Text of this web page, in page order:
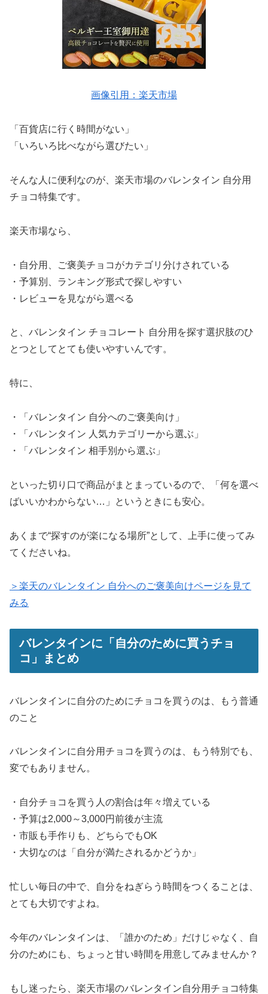
画像引用：楽天市場
「百貨店に行く時間がない」
「いろいろ比べながら選びたい」
そんな人に便利なのが、楽天市場のバレンタイン 自分用
チョコ特集です。
楽天市場なら、
・自分用、ご褒美チョコがカテゴリ分けされている
・予算別、ランキング形式で探しやすい
・レビューを見ながら選べる
と、バレンタイン チョコレート 自分用を探す選択肢のひ
とつとしてとても使いやすいんです。
特に、
・「バレンタイン 自分へのご褒美向け」
・「バレンタイン 人気カテゴリーから選ぶ」
・「バレンタイン 相手別から選ぶ」
といった切り口で商品がまとまっているので、「何を選べ
ばいいかわからない…」というときにも安心。
あくまで“探すのが楽になる場所”として、上手に使ってみ
てくださいね。
＞楽天のバレンタイン 自分へのご褒美向けページを見て
みる
バレンタインに「自分のために買うチョ
コ」まとめ
バレンタインに自分のためにチョコを買うのは、もう普通
のこと
バレンタインに自分用チョコを買うのは、もう特別でも、
変でもありません。
・自分チョコを買う人の割合は年々増えている
・予算は2,000～3,000円前後が主流
・市販も手作りも、どちらでもOK
・大切なのは「自分が満たされるかどうか」
忙しい毎日の中で、自分をねぎらう時間をつくることは、
とても大切ですよね。
今年のバレンタインは、「誰かのため」だけじゃなく、自
分のためにも、ちょっと甘い時間を用意してみませんか？
もし迷ったら、楽天市場のバレンタイン自分用チョコ特集